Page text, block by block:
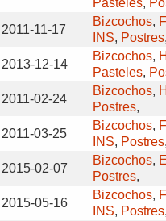
2011-11-17
Bizcochos,
INS, Postres
2013-12-14
Bizcochos,
Pasteles,
2011-02-24
Bizcochos,
Postres,
2011-03-25
Bizcochos,
INS, Postres
2015-02-07
Bizcochos,
Postres,
2015-05-16
Bizcochos,
INS, Postres